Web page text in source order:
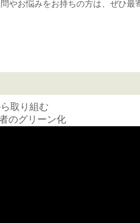
やお悩みをお持ちの方は、ぜひ最
取り組む
のグリーン化